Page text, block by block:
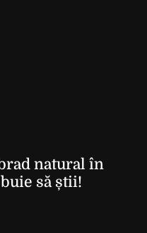
natural în
să știi!